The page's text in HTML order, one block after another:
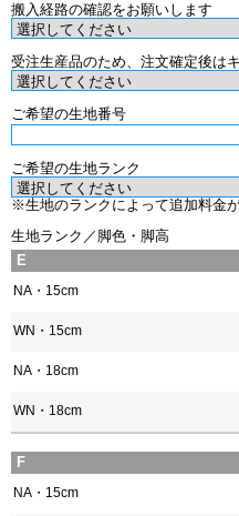
搬入経路の確認をお願いします
受注生産品のため、注文確定後は
ご希望の生地番号
ご希望の生地ランク
※生地のランクによって追加料金が
生地ランク／脚色・脚高
E
NA・15cm
WN・15cm
NA・18cm
WN・18cm
F
NA・15cm